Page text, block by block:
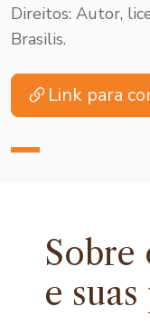
Direitos: Autor,
Brasilis.
Link para
e